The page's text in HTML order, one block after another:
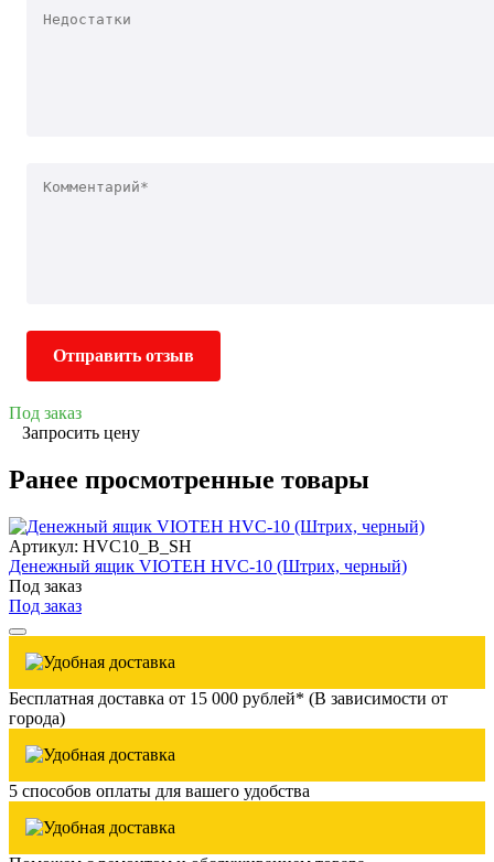
Отправить отзыв
Под заказ
Запросить цену
Ранее просмотренные товары
Артикул: HVC10_B_SH
Денежный ящик VIOTEH HVC-10 (Штрих, черный)
Под заказ
Под заказ
Бесплатная доставка от 15 000 рублей* (В зависимости от
города)
5 способов оплаты для вашего удобства